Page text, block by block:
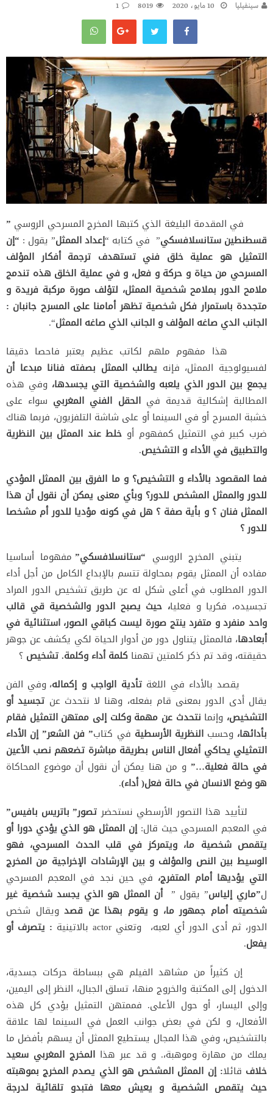
سينفيليا 10 مايو، 2020 8019
1
في المقدمة البليغة الذي كتبها المخرج المسرحي الروسي ”
قسطنطين ستانسلافسكي” في كتابه “إعداد الممثل” يقول : “إن
التمثيل هو عملية خلق فني تستهدف ترجمة أفكار المؤلف
المسرحي من حياة و حركة و فعل، و في عملية الخلق هذه تندمج
ملامح الدور بملامح شخصية الممثل، لتؤلف صورة مركبة فريدة و
متجددة باستمرار فكل شخصية تظهر أمامنا على المسرح جانبان :
الجانب الدي صاغه المؤلف و الجانب الذي صاغه الممثل“.
هذا مفهوم ملهم لكاتب عظيم يعتبر فاحصا دقيقا
لفسيولوجية الممثل، فإنه يطالب الممثل بصفته فنانا مبدعا أن
يجمع بين الدور الذي يلعبه والشخصية التي يجسدها، وفي هذه
المطالبة إشكالية قديمة فيالحقل الفني المغربي سواء على
خشبة المسرح أو في السينما أو على شاشة التلفزيون، فربما هناك
ضرب كبير في التمثيل كمفهوم أو خلط عند الممثل بين النظرية
والتطبيق في الأداء و التشخيص.
فما المقصود بالأداء و التشخيص؟ و ما الفرق بين الممثل المؤدي
للدور والممثل المشخص للدور؟ وبأي معنى يمكن أن نقول أن هذا
الممثل فنان ؟ و بأية صفة ؟ هل في كونه مؤديا للدور أم مشخصا
للدور ؟
يتبني المخرج الروسي “ستانسلافسكي”مفهوما أساسيا
مفاده أن الممثل يقوم بمحاولة تتسم بالإبداع الكامل من أجل أداء
الدور المطلوب في أعلى شكل له عن طريق تشخيص الدور المراد
تجسيده، فكريا و فعليا، حيث يصبح الدور والشخصية قي قالب
واحد منفرد و متفرد ينتج صورة ليست كباقي الصور، استثنائية في
أبعادها، فالممثل يتناول دور من أدوار الحياة لكي يكشف عن جوهر
حقيقته، وقد تم ذكر كلمتين تهمنا كلمة أداء وكلمة. تشخيص ؟
يقصد بالأداء في اللغةتأدية الواجب و إكماله، وفي الفن
يقال أدى الدور بمعنى قام بفعله، وهنا لا نتحدث عن تجسيد أو
التشخيص، وإنما نتحدث عن مهمة وكلت إلى ممتهن التمثيل فقام
بأدائها،وحسبالنظرية الأرسطية في كتاب” فن الشعر” إن الأداء
التمثيلي يحاكي أفعال الناس بطريقة مباشرة تضعهم نصب الأعين
في حالة فعلية…” و من هنا يمكن أن نقول أن موضوع المحاكاة
هو وضع الانسان في حالة فعل( أداء).
لتأييد هذا التصور الأرسطي نستحضر تصور” باتريس بافيس”
في المعجم المسرحي حيث قال:إن الممثل هو الذي يؤدي دورا أو
يتقمص شخصية ما، ويتمركز في قلب الحدث المسرحي، فهو
الوسيط بين النص والمؤلف و بين الإرشادات الإخراجية من المخرج
التي يؤديها أمام المتفرج، في حين نجد في المعجم المسرحي
ل”ماري إلياس” يقول ”أن الممثل هو الذي يجسد شخصية غير
شخصيته أمام جمهور ما، و يقوم بهذا عن قصد ويقال شخص
الدور، ثم أدى الدور أي لعبه، وتعني actor بالاتينية
: يتصرف أو
يفعل.
إن كثيراً من مشاهد الفيلم هي ببساطة حركات جسدية،
الدخول إلى المكتبة والخروج منها، تسلق الجبال، النظر إلى اليمين،
وإلى اليسار، أو حول الأعلى. فممتهن التمثيل يؤدي كل هذه
الأفعال، و لكن في بعض جوانب العمل في السينما لها علاقة
بالتشخيص، وفي هذا المجال يستطيع الممثل أن يسهم بأفضل ما
يملك من مهارة وموهبة،. و قد عبر هذاالمخرج المغربي سعيد
خلاف قائلا: إن الممثل المشخص هو الذي يصدم المخرج بموهبته
حيث يتقمص الشخصية و يعيش معها فتبدو تلقائية لدرجة